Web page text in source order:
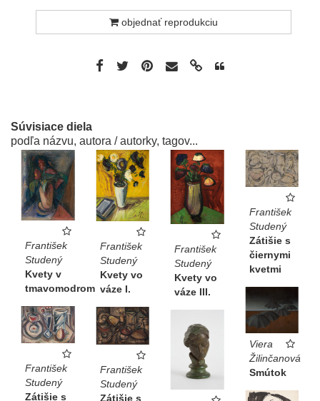
objednať reprodukciu
Súvisiace diela
podľa názvu, autora / autorky, tagov...
František
Studený
Kvety v
tmavomodrom
František
Studený
Kvety vo
váze I.
František
Studený
Kvety vo
váze III.
František
Studený
Zátišie s
čiernymi
kvetmi
Viera
Žilinčanová
Smútok
František
Studený
Zátišie s
František
Studený
Zátišie s